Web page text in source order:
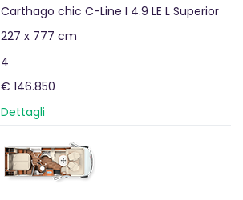
Carthago chic C-Line I 4.9 LE L Superior
227 x 777 cm
4
€ 146.850
Dettagli